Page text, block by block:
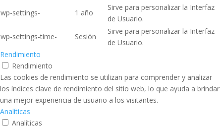
wp-settings-
1 año
Sirve para personalizar la Interfaz
de Usuario.
wp-settings-time-
Sesión
Sirve para personalizar la Interfaz
de Usuario.
Rendimiento
Rendimiento
Las cookies de rendimiento se utilizan para comprender y analizar
los índices clave de rendimiento del sitio web, lo que ayuda a brindar
una mejor experiencia de usuario a los visitantes.
Analíticas
Analíticas